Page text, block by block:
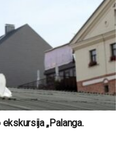
„Palanga.